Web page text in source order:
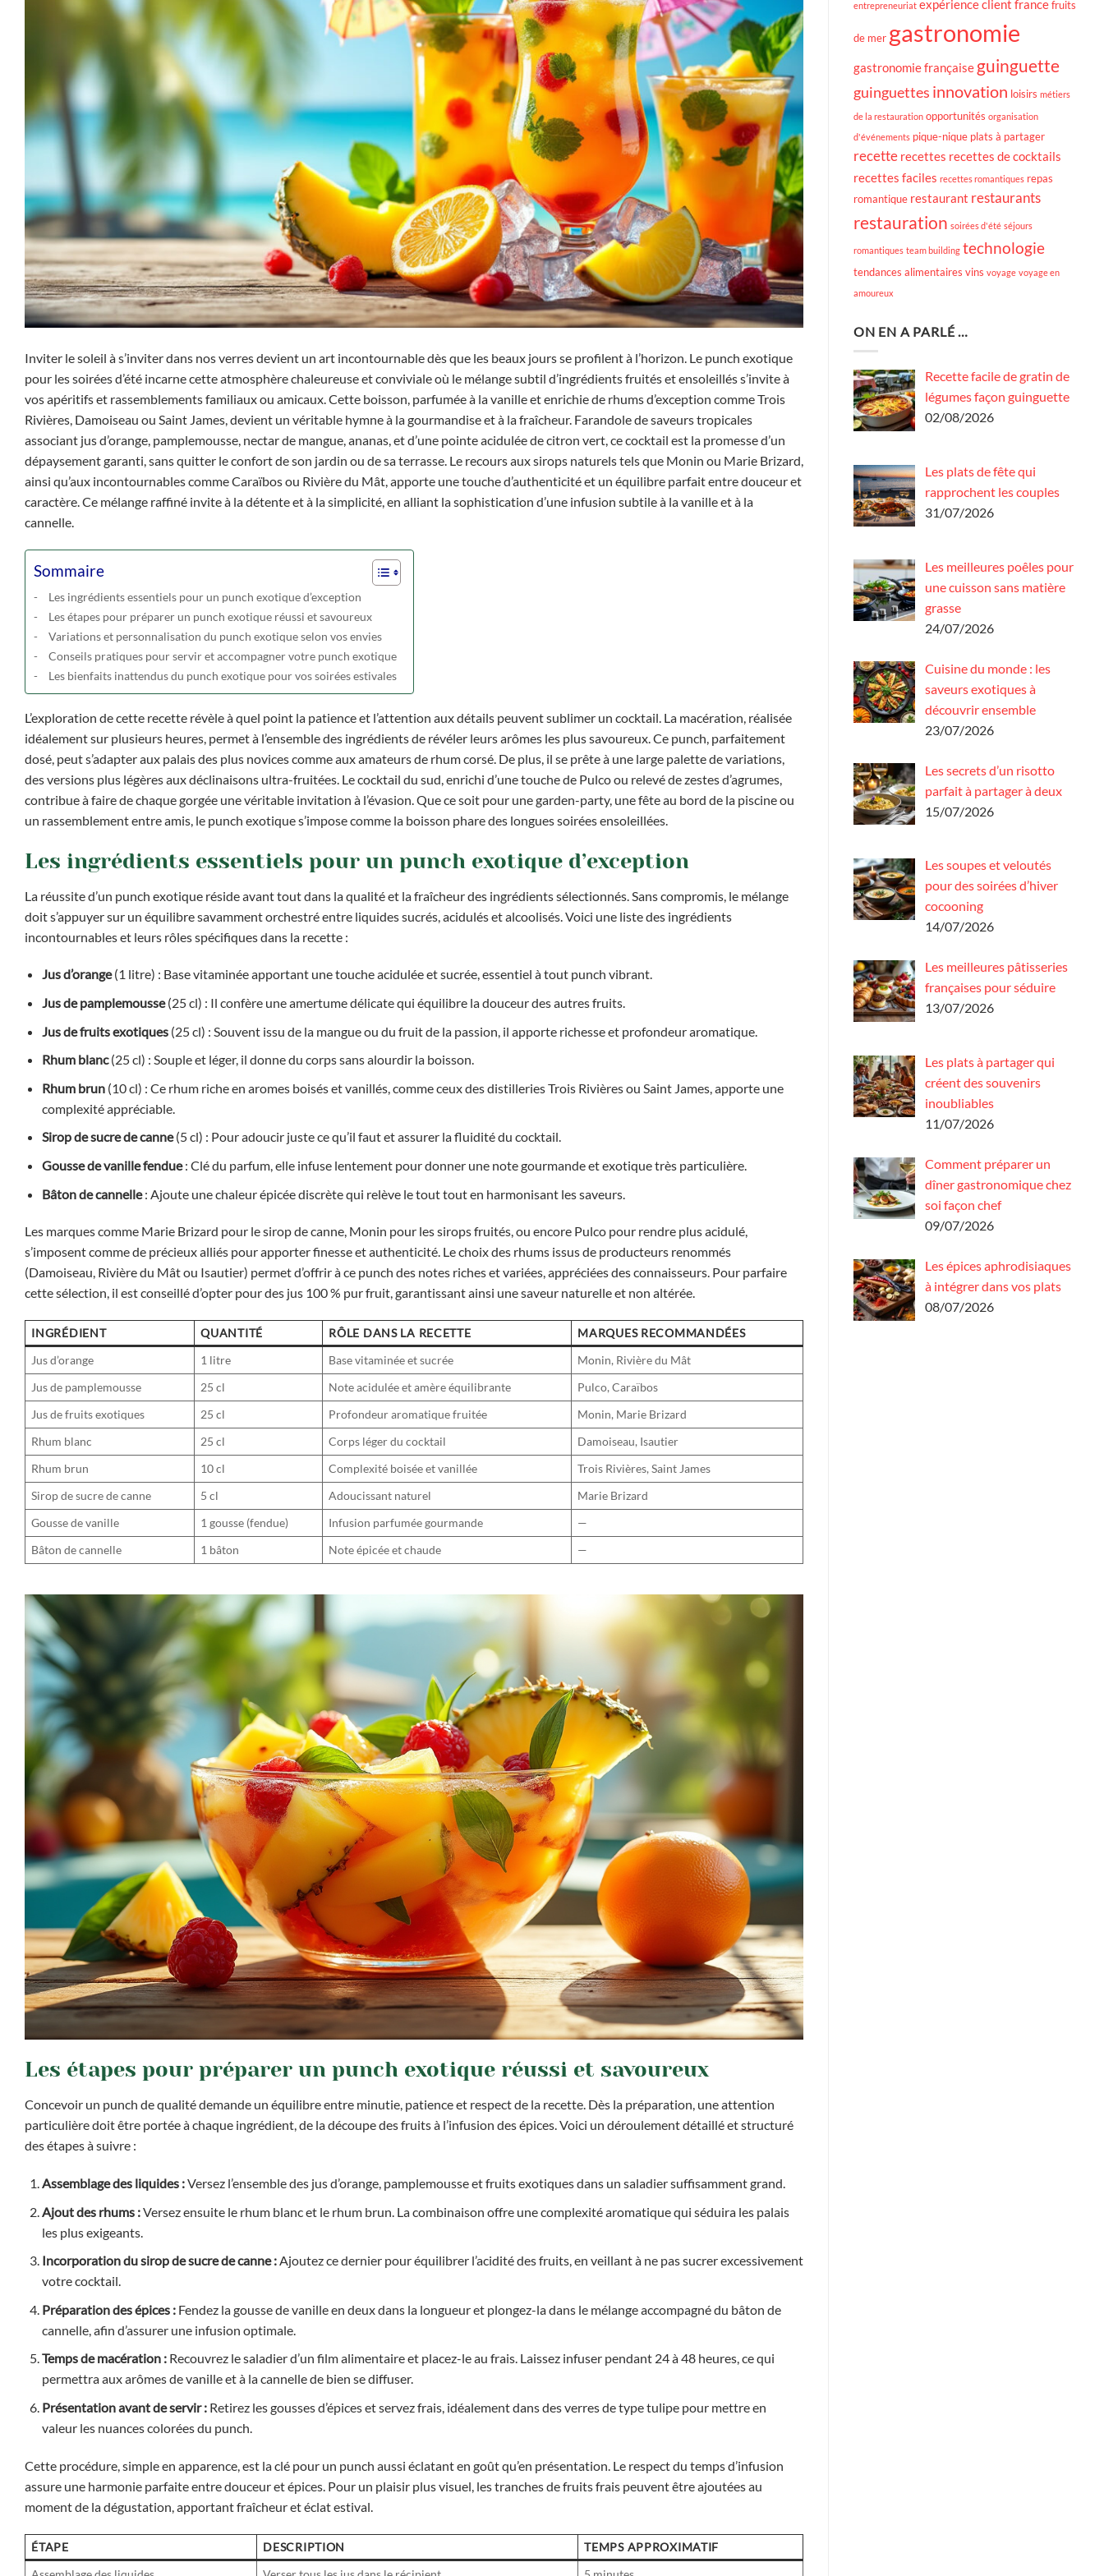
Inviter le soleil à s’inviter dans nos verres devient un art incontournable dès que les beaux jours se profilent à l’horizon. Le punch exotique
pour les soirées d’été incarne cette atmosphère chaleureuse et conviviale où le mélange subtil d’ingrédients fruités et ensoleillés s’invite à
vos apéritifs et rassemblements familiaux ou amicaux. Cette boisson, parfumée à la vanille et enrichie de rhums d’exception comme Trois
Rivières, Damoiseau ou Saint James, devient un véritable hymne à la gourmandise et à la fraîcheur. Farandole de saveurs tropicales
associant jus d’orange, pamplemousse, nectar de mangue, ananas, et d’une pointe acidulée de citron vert, ce cocktail est la promesse d’un
dépaysement garanti, sans quitter le confort de son jardin ou de sa terrasse. Le recours aux sirops naturels tels que Monin ou Marie Brizard,
ainsi qu’aux incontournables comme Caraïbos ou Rivière du Mât, apporte une touche d’authenticité et un équilibre parfait entre douceur et
caractère. Ce mélange raffiné invite à la détente et à la simplicité, en alliant la sophistication d’une infusion subtile à la vanille et à la
cannelle.
Sommaire
Les ingrédients essentiels pour un punch exotique d’exception
Les étapes pour préparer un punch exotique réussi et savoureux
Variations et personnalisation du punch exotique selon vos envies
Conseils pratiques pour servir et accompagner votre punch exotique
Les bienfaits inattendus du punch exotique pour vos soirées estivales
L’exploration de cette recette révèle à quel point la patience et l’attention aux détails peuvent sublimer un cocktail. La macération, réalisée
idéalement sur plusieurs heures, permet à l’ensemble des ingrédients de révéler leurs arômes les plus savoureux. Ce punch, parfaitement
dosé, peut s’adapter aux palais des plus novices comme aux amateurs de rhum corsé. De plus, il se prête à une large palette de variations,
des versions plus légères aux déclinaisons ultra-fruitées. Le cocktail du sud, enrichi d’une touche de Pulco ou relevé de zestes d’agrumes,
contribue à faire de chaque gorgée une véritable invitation à l’évasion. Que ce soit pour une garden-party, une fête au bord de la piscine ou
un rassemblement entre amis, le punch exotique s’impose comme la boisson phare des longues soirées ensoleillées.
Les ingrédients essentiels pour un punch exotique d’exception
La réussite d’un punch exotique réside avant tout dans la qualité et la fraîcheur des ingrédients sélectionnés. Sans compromis, le mélange
doit s’appuyer sur un équilibre savamment orchestré entre liquides sucrés, acidulés et alcoolisés. Voici une liste des ingrédients
incontournables et leurs rôles spécifiques dans la recette :
Jus d’orange(1 litre) : Base vitaminée apportant une touche acidulée et sucrée, essentiel à tout punch vibrant.
Jus de pamplemousse(25 cl) : Il confère une amertume délicate qui équilibre la douceur des autres fruits.
Jus de fruits exotiques(25 cl) : Souvent issu de la mangue ou du fruit de la passion, il apporte richesse et profondeur aromatique.
Rhum blanc(25 cl) : Souple et léger, il donne du corps sans alourdir la boisson.
Rhum brun(10 cl) : Ce rhum riche en aromes boisés et vanillés, comme ceux des distilleries Trois Rivières ou Saint James, apporte une
complexité appréciable.
Sirop de sucre de canne(5 cl) : Pour adoucir juste ce qu’il faut et assurer la fluidité du cocktail.
Gousse de vanille fendue: Clé du parfum, elle infuse lentement pour donner une note gourmande et exotique très particulière.
Bâton de cannelle: Ajoute une chaleur épicée discrète qui relève le tout tout en harmonisant les saveurs.
Les marques comme Marie Brizard pour le sirop de canne, Monin pour les sirops fruités, ou encore Pulco pour rendre plus acidulé,
s’imposent comme de précieux alliés pour apporter finesse et authenticité. Le choix des rhums issus de producteurs renommés
(Damoiseau, Rivière du Mât ou Isautier) permet d’offrir à ce punch des notes riches et variées, appréciées des connaisseurs. Pour parfaire
cette sélection, il est conseillé d’opter pour des jus 100 % pur fruit, garantissant ainsi une saveur naturelle et non altérée.
INGRÉDIENT QUANTITÉ RÔLE DANS LA RECETTE
MARQUES RECOMMANDÉES
Jus d’orange
1 litre Base vitaminée et sucrée
Monin, Rivière du Mât
Jus de pamplemousse
25 cl Note acidulée et amère équilibrante
Pulco, Caraïbos
Jus de fruits exotiques
25 cl Profondeur aromatique fruitée
Monin, Marie Brizard
Rhum blanc
25 cl Corps léger du cocktail
Damoiseau, Isautier
Rhum brun
10 cl Complexité boisée et vanillée
Trois Rivières, Saint James
Sirop de sucre de canne
5 cl Adoucissant naturel
Marie Brizard
Gousse de vanille
1 gousse (fendue) Infusion parfumée gourmande
—
Bâton de cannelle
1 bâton Note épicée et chaude —
Les étapes pour préparer un punch exotique réussi et savoureux
Concevoir un punch de qualité demande un équilibre entre minutie, patience et respect de la recette. Dès la préparation, une attention
particulière doit être portée à chaque ingrédient, de la découpe des fruits à l’infusion des épices. Voici un déroulement détaillé et structuré
des étapes à suivre :
Assemblage des liquides :Versez l’ensemble des jus d’orange, pamplemousse et fruits exotiques dans un saladier suffisamment grand.
Ajout des rhums :Versez ensuite le rhum blanc et le rhum brun. La combinaison offre une complexité aromatique qui séduira les palais
les plus exigeants.
Incorporation du sirop de sucre de canne :Ajoutez ce dernier pour équilibrer l’acidité des fruits, en veillant à ne pas sucrer excessivement
votre cocktail.
Préparation des épices :Fendez la gousse de vanille en deux dans la longueur et plongez-la dans le mélange accompagné du bâton de
cannelle, afin d’assurer une infusion optimale.
Temps de macération :Recouvrez le saladier d’un film alimentaire et placez-le au frais. Laissez infuser pendant 24 à 48 heures, ce qui
permettra aux arômes de vanille et à la cannelle de bien se diffuser.
Présentation avant de servir :Retirez les gousses d’épices et servez frais, idéalement dans des verres de type tulipe pour mettre en
valeur les nuances colorées du punch.
Cette procédure, simple en apparence, est la clé pour un punch aussi éclatant en goût qu’en présentation. Le respect du temps d’infusion
assure une harmonie parfaite entre douceur et épices. Pour un plaisir plus visuel, les tranches de fruits frais peuvent être ajoutées au
moment de la dégustation, apportant fraîcheur et éclat estival.
ÉTAPE DESCRIPTION
TEMPS APPROXIMATIF
entrepreneuriat expérience client francefruits
de mer gastronomie
gastronomie française guinguette
guinguettes innovation loisirs métiers
de la restauration opportunités organisation
d'événements pique-nique plats à partager
recette recettes recettes de cocktails
recettes faciles recettes romantiques repas
romantique restaurant restaurants
restauration soirées d'été séjours
romantiques team building technologie
tendances alimentaires vins voyage voyage en
amoureux
ON EN A PARLÉ …
Recette facile de gratin de
légumes façon guinguette
02/08/2026
Les plats de fête qui
rapprochent les couples
31/07/2026
Les meilleures poêles pour
une cuisson sans matière
grasse
24/07/2026
Cuisine du monde : les
saveurs exotiques à
découvrir ensemble
23/07/2026
Les secrets d’un risotto
parfait à partager à deux
15/07/2026
Les soupes et veloutés
pour des soirées d’hiver
cocooning
14/07/2026
Les meilleures pâtisseries
françaises pour séduire
13/07/2026
Les plats à partager qui
créent des souvenirs
inoubliables
11/07/2026
Comment préparer un
dîner gastronomique chez
soi façon chef
09/07/2026
Les épices aphrodisiaques
à intégrer dans vos plats
08/07/2026